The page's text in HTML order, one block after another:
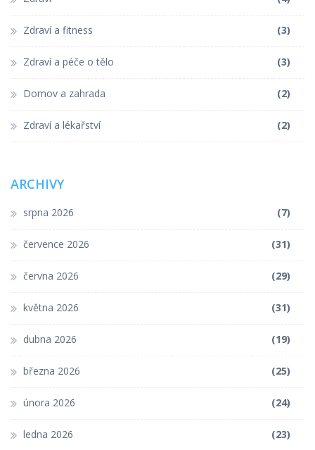
Zdraví a fitness (3)
Zdraví a péče o tělo (3)
Domov a zahrada (2)
Zdraví a lékařství (2)
ARCHIVY
srpna 2026 (7)
července 2026 (31)
června 2026 (29)
května 2026 (31)
dubna 2026 (19)
března 2026 (25)
února 2026 (24)
ledna 2026 (23)